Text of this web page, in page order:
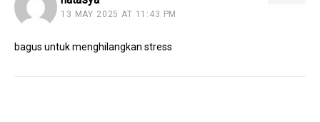
13 MAY 2025 AT 11:43 PM
bagus untuk menghilangkan stress